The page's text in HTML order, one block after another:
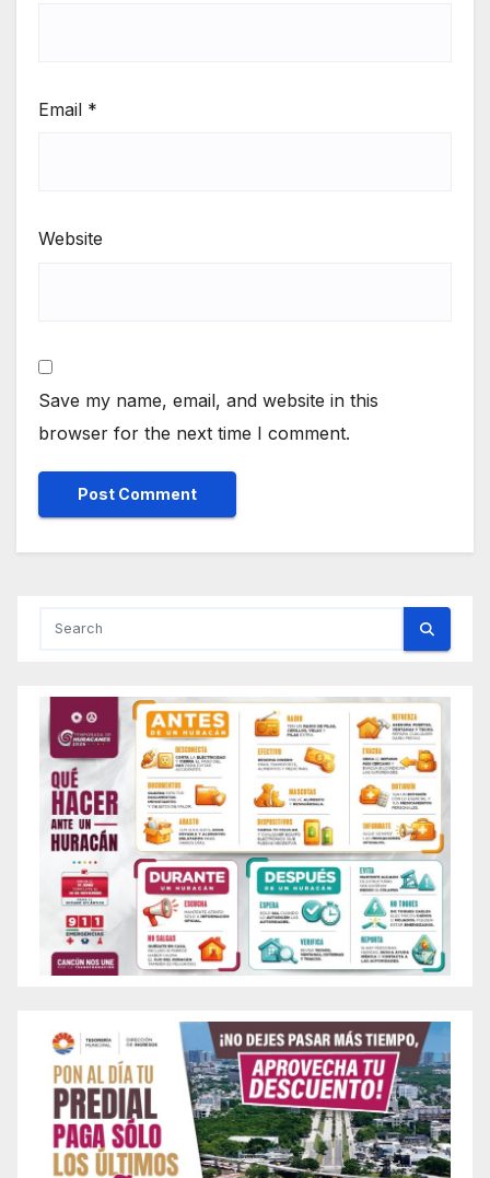
Email *
Website
Save my name, email, and website in this
browser for the next time I comment.